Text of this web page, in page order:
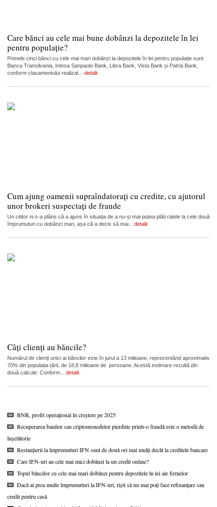
Care bănci au cele mai bune dobânzi la depozitele în lei
pentru populație?
Primele cinci bănci cu cele mai mari dobânzi la depozitele în lei pentru populație sunt
Banca Transilvania, Intesa Sanpaolo Bank, Libra Bank, Vista Bank și Patria Bank,
conform clasamentului realizat... detalii
Cum ajung oamenii supraîndatorați cu credite, cu ajutorul
unor brokeri suspectați de fraude
Un cititor ni s-a plâns că a ajuns în situația de a nu-și mai putea plăti ratele la cele două
împrumuturi cu dobânzi mari, așa că a decis să mai... detalii
Câți clienți au băncile?
Numărul de clienți unici ai băncilor este în jurul a 13 milioane, reprezentând aproximativ
70% din populația țării, de 18,8 milioane de persoane. Acestă estimare rezultă din
două calcule: Conform... detalii
BNR, profit operațional în creștere pe 2025
Recuperarea banilor sau criptomonedelor pierdute printr-o fraudă este o metodă de
înșelătorie
Restanțierii la împrumuturi IFN sunt de două ori mai mulți decât la creditele bancare
Care IFN-uri au cele mai mici dobânzi la un credit online?
Topul băncilor cu cele mai mari dobânzi pentru depozitele în lei ale firmelor
Dacă ai prea multe împrumuturi la IFN-uri, riști să nu mai poți face refinanțare sau
credit pentru casă